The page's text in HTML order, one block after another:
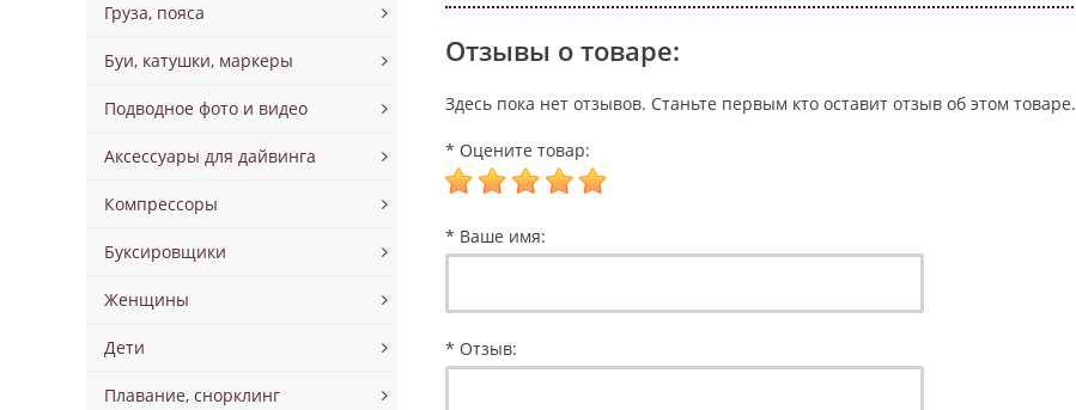
Груза, пояса
Буи, катушки, маркеры
Подводное фото и видео
Аксессуары для дайвинга
Компрессоры
Буксировщики
Женщины
Дети
Плавание, снорклинг
Отзывы о товаре:
Здесь пока нет отзывов. Станьте первым кто оставит отзыв об этом товаре.
* Оцените товар:
* Ваше имя:
* Отзыв: